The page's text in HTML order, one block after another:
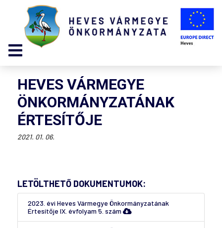
HEVES VÁRMEGYE
ÖNKORMÁNYZATÁNAK
ÉRTESÍTŐJE
2021. 01. 06.
LETÖLTHETŐ DOKUMENTUMOK:
2023. évi Heves Vármegye Önkormányzatának
Értesítője IX. évfolyam 5. szám